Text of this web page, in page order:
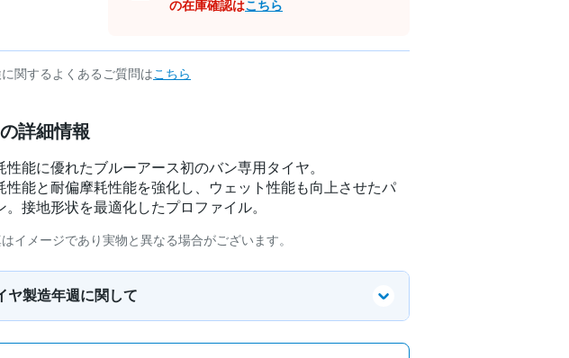
の在庫確認はこちら
関するよくあるご質問はこちら
詳細情報
性能に優れたブルーアース初のバン専用タイヤ。
性能と耐偏摩耗性能を強化し、ウェット性能も向上させたパ
。接地形状を最適化したプロファイル。
イメージであり実物と異なる場合がございます。
ヤ製造年週に関して